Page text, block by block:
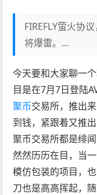
FIREFLY萤火协
将爆雷。...
今天要和大家聊一
目是在7月7日登陆
聚币交易所，推出
到钱，紧跟着又推
聚币交易所都是绯
然然历历在目，当
模仿包装的项目，
刀也是高高挥起，